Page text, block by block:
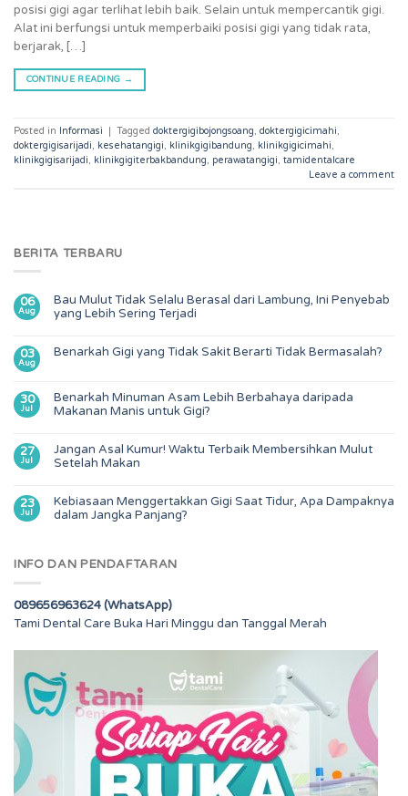
posisi gigi agar terlihat lebih baik. Selain untuk mempercantik gigi.
Alat ini berfungsi untuk memperbaiki posisi gigi yang tidak rata,
berjarak, […]
CONTINUE READING →
Posted in Informasi | Tagged doktergigibojongsoang, doktergigicimahi,
doktergigisarijadi, kesehatangigi, klinikgigibandung, klinikgigicimahi,
klinikgigisarijadi, klinikgigiterbakbandung, perawatangigi, tamidentalcare
Leave a comment
BERITA TERBARU
06
Aug
Bau Mulut Tidak Selalu Berasal dari Lambung, Ini Penyebab
yang Lebih Sering Terjadi
03
Aug
Benarkah Gigi yang Tidak Sakit Berarti Tidak Bermasalah?
30
Jul
Benarkah Minuman Asam Lebih Berbahaya daripada
Makanan Manis untuk Gigi?
27
Jul
Jangan Asal Kumur! Waktu Terbaik Membersihkan Mulut
Setelah Makan
23
Jul
Kebiasaan Menggertakkan Gigi Saat Tidur, Apa Dampaknya
dalam Jangka Panjang?
INFO DAN PENDAFTARAN
089656963624 (WhatsApp)
Tami Dental Care Buka Hari Minggu dan Tanggal Merah